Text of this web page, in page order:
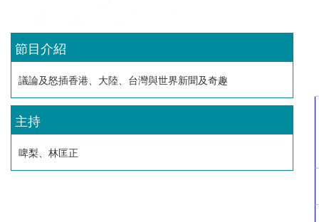
節目介紹
議論及怒插香港、大陸、台灣與世界新聞及奇趣
主持
啤梨、林匡正